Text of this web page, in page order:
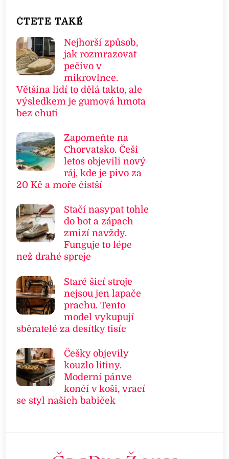
ČTETE TAKÉ
Nejhorší způsob,
jak rozmrazovat
pečivo v
mikrovlnce.
Většina lidí to dělá takto, ale
výsledkem je gumová hmota
bez chuti
Zapomeňte na
Chorvatsko. Češi
letos objevili nový
ráj, kde je pivo za
20 Kč a moře čistší
Stačí nasypat tohle
do bot a zápach
zmizí navždy.
Funguje to lépe
než drahé spreje
Staré šicí stroje
nejsou jen lapače
prachu. Tento
model vykupují
sběratelé za desítky tisíc
Češky objevily
kouzlo litiny.
Moderní pánve
končí v koši, vrací
se styl našich babiček